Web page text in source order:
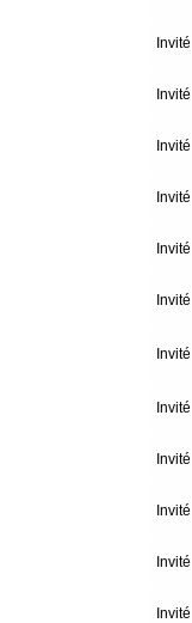
Invité
Invité
Invité
Invité
Invité
Invité
Invité
Invité
Invité
Invité
Invité
Invité